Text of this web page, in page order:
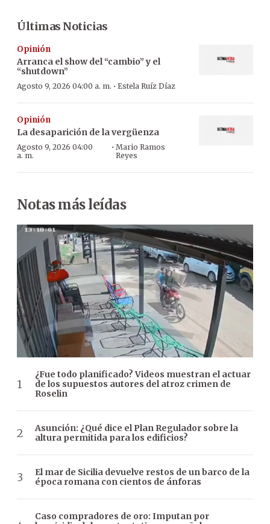
Últimas Noticias
Opinión
Arranca el show del “cambio” y el
“shutdown”
Agosto 9, 2026 04:00 a. m. · Estela Ruíz Díaz
Opinión
La desaparición de la vergüenza
Agosto 9, 2026 04:00
a. m.
· Mario Ramos
Reyes
Notas más leídas
¿Fue todo planificado? Videos muestran el actuar
de los supuestos autores del atroz crimen de
Roselin
Asunción: ¿Qué dice el Plan Regulador sobre la
altura permitida para los edificios?
El mar de Sicilia devuelve restos de un barco de la
época romana con cientos de ánforas
Caso compradores de oro: Imputan por